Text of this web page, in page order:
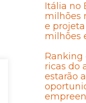
Itália no
milhões
e projeta
milhões
Ranking
ricas do
estarão